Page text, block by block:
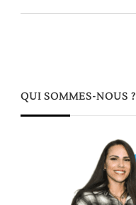
QUI SOMMES-NOUS ?